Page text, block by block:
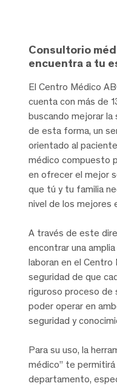
Consultorio
encuentra a tu
El Centro Médico
cuenta con más de
buscando mejorar la
de esta forma, un
orientado al
médico compuesto
en ofrecer el mejor
que tú y tu familia
nivel de los mejores
A través de este
encontrar una
laboran en el Centro
seguridad de que
riguroso proceso de
poder operar en
seguridad y
Para su uso, la
médico” te
departamento,